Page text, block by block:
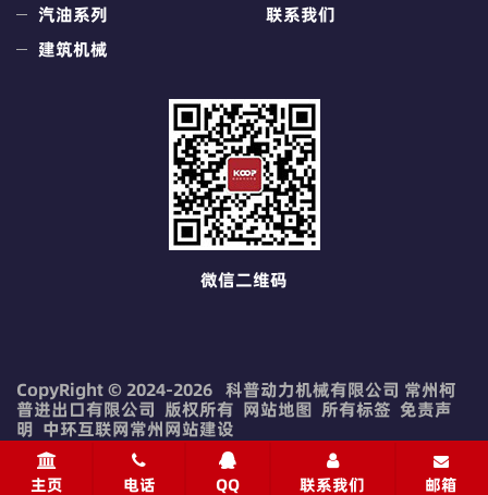
汽油系列
建筑机械
联系我们
微信二维码
CopyRight © 2024-2026 科普动力机械有限公司 常州柯
普进出口有限公司 版权所有 网站地图 所有标签 免责声
明 中环互联网常州网站建设
主页 电话 QQ 联系我们 邮箱